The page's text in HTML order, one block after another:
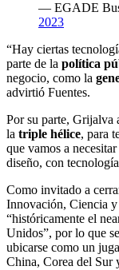
— EGADE
2023
“Hay ciertas
parte de la política
negocio, como la
advirtió Fuentes.
Por su parte, Grijalva
la triple hélice, para
que vamos a
diseño, con
Como invitado a
Innovación, Ciencia y
“históricamente el
Unidos”, por lo que
ubicarse como un
China, Corea del Sur